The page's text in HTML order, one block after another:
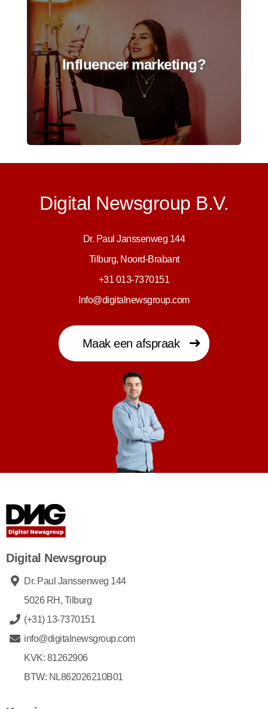
Influencer marketing?
Digital Newsgroup B.V.
Dr. Paul Janssenweg 144
Tilburg, Noord-Brabant
+31 013-7370151
Info@digitalnewsgroup.com
Maak een afspraak
Digital Newsgroup
Dr. Paul Janssenweg 144
5026 RH, Tilburg
(+31) 13-7370151
info@digitalnewsgroup.com
KVK: 81262906
BTW: NL862026210B01